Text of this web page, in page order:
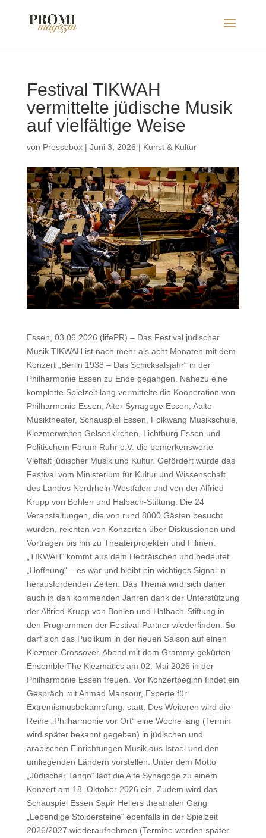
Festival TIKWAH
vermittelte jüdische Musik
auf vielfältige Weise
von Pressebox| Juni 3, 2026 | Kunst & Kultur
Essen, 03.06.2026 (lifePR) – Das Festival jüdischer
Musik TIKWAH ist nach mehr als acht Monaten mit dem
Konzert „Berlin 1938 – Das Schicksalsjahr“ in der
Philharmonie Essen zu Ende gegangen. Nahezu eine
komplette Spielzeit lang vermittelte die Kooperation von
Philharmonie Essen, Alter Synagoge Essen, Aalto
Musiktheater, Schauspiel Essen, Folkwang Musikschule,
Klezmerwelten Gelsenkirchen, Lichtburg Essen und
Politischem Forum Ruhr e.V. die bemerkenswerte
Vielfalt jüdischer Musik und Kultur. Gefördert wurde das
Festival vom Ministerium für Kultur und Wissenschaft
des Landes Nordrhein-Westfalen und von der Alfried
Krupp von Bohlen und Halbach-Stiftung. Die 24
Veranstaltungen, die von rund 8000 Gästen besucht
wurden, reichten von Konzerten über Diskussionen und
Vorträgen bis hin zu Theaterprojekten und Filmen.
„TIKWAH“ kommt aus dem Hebräischen und bedeutet
„Hoffnung“ – es war und bleibt ein wichtiges Signal in
herausfordenden Zeiten. Das Thema wird sich daher
auch in den kommenden Jahren dank der Unterstützung
der Alfried Krupp von Bohlen und Halbach-Stiftung in
den Programmen der Festival-Partner wiederfinden. So
darf sich das Publikum in der neuen Saison auf einen
Klezmer-Crossover-Abend mit dem Grammy-gekürten
Ensemble The Klezmatics am 02. Mai 2026 in der
Philharmonie Essen freuen. Vor Konzertbeginn findet ein
Gespräch mit Ahmad Mansour, Experte für
Extremismusbekämpfung, statt. Des Weiteren wird die
Reihe „Philharmonie vor Ort“ eine Woche lang (Termin
wird später bekannt gegeben) in jüdischen und
arabischen Einrichtungen Musik aus Israel und den
umliegenden Ländern vorstellen. Unter dem Motto
„Jüdischer Tango“ lädt die Alte Synagoge zu einem
Konzert am 18. Oktober 2026 ein. Zudem wird das
Schauspiel Essen Sapir Hellers theatralen Gang
„Lebendige Stolpersteine“ ebenfalls in der Spielzeit
2026/2027 wiederaufnehmen (Termine werden später